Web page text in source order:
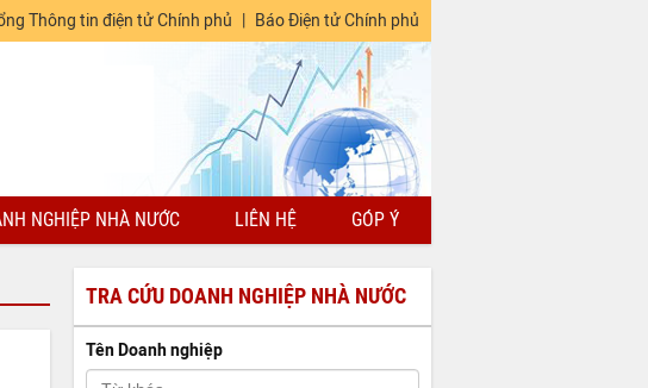
Thông tin điện tử Chính phủ Báo Điện tử Chính phủ
NGHIỆP NHÀ NƯỚC LIÊN HỆ GÓP Ý
TRA CỨU DOANH NGHIỆP NHÀ NƯỚC
Tên Doanh nghiệp